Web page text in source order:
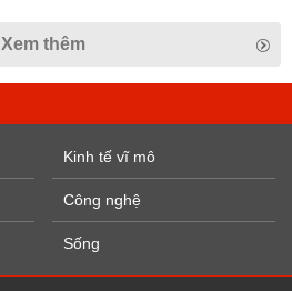
Xem thêm
Kinh tế vĩ mô
Công nghệ
Sống